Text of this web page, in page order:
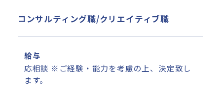
コンサルティング職/クリエイティブ職
給与
応相談 ※ご経験・能力を考慮の上、決定致し
ます。